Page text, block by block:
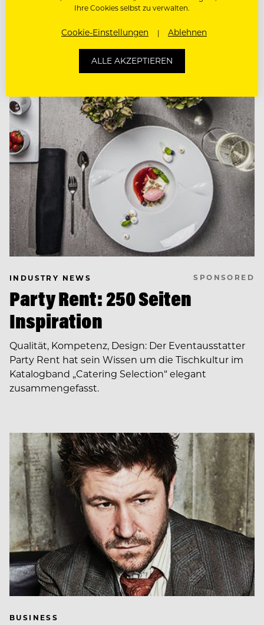
Das Luxushotel Park Hyatt Vienna hat sein
The Bank wurde um eine Bar und Brasserie
INDUSTRY NEWS SPONSORED
Party Rent: 250 Seiten
Inspiration
Qualität, Kompetenz, Design: Der Eventausstatter
Party Rent hat sein Wissen um die Tischkultur im
Katalogband „Catering Selection“ elegant
zusammengefasst.
BUSINESS
Ihre Cookies selbst zu verwalten.
Cookie-Einstellungen Ablehnen
ALLE AKZEPTIEREN